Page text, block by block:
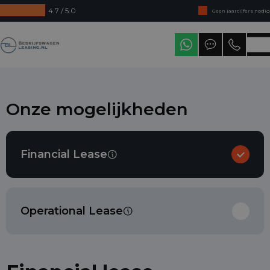
4.7 / 5.0
Geen jaarcijfers nodig
Direct uit voorraad leverbaar
Levering in heel Nederland
Onze mogelijkheden
Financial Lease
Operational Lease